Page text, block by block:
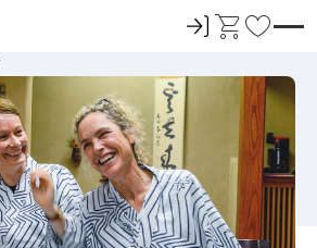
ロ
イ
ン
カ
ト
お
に
入
り